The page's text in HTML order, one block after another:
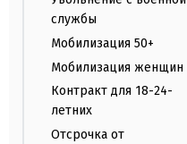
службы
Мобилизация 50+
Мобилизация женщин
Контракт для 18-24-
летних
Отсрочка от